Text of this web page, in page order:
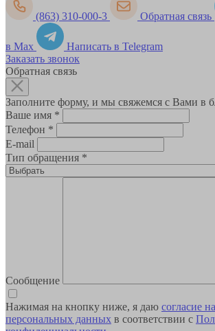
(863) 310-000-3 Обратная связь
в Max
Написать в Telegram
Заказать звонок
Обратная связь
Заполните форму, и мы свяжемся с Вами в
Ваше имя *
Телефон *
E-mail
Тип обращения *
Сообщение
Нажимая на кнопку ниже, я даю согласие
персональных данных в соответствии с